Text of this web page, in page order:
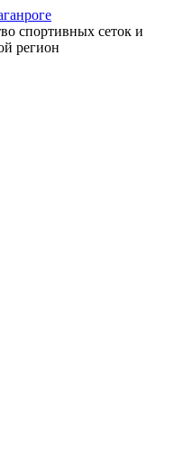
спортивных сеток и
регион